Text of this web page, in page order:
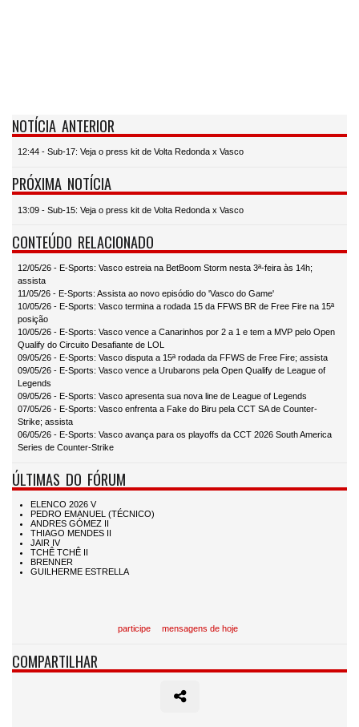
NOTÍCIA ANTERIOR
12:44 - Sub-17: Veja o press kit de Volta Redonda x Vasco
PRÓXIMA NOTÍCIA
13:09 - Sub-15: Veja o press kit de Volta Redonda x Vasco
CONTEÚDO RELACIONADO
12/05/26 - E-Sports: Vasco estreia na BetBoom Storm nesta 3ª-feira às 14h;
assista
11/05/26 - E-Sports: Assista ao novo episódio do 'Vasco do Game'
10/05/26 - E-Sports: Vasco termina a rodada 15 da FFWS BR de Free Fire na 15ª
posição
10/05/26 - E-Sports: Vasco vence a Canarinhos por 2 a 1 e tem a MVP pelo Open
Qualify do Circuito Desafiante de LOL
09/05/26 - E-Sports: Vasco disputa a 15ª rodada da FFWS de Free Fire; assista
09/05/26 - E-Sports: Vasco vence a Urubarons pela Open Qualify de League of
Legends
09/05/26 - E-Sports: Vasco apresenta sua nova line de League of Legends
07/05/26 - E-Sports: Vasco enfrenta a Fake do Biru pela CCT SA de Counter-
Strike; assista
06/05/26 - E-Sports: Vasco avança para os playoffs da CCT 2026 South America
Series de Counter-Strike
ÚLTIMAS DO FÓRUM
participe mensagens de hoje
COMPARTILHAR